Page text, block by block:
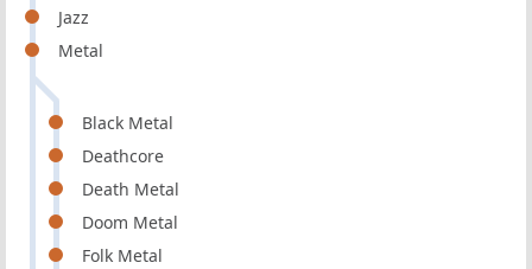
Jazz
Metal
Black Metal
Deathcore
Death Metal
Doom Metal
Folk Metal